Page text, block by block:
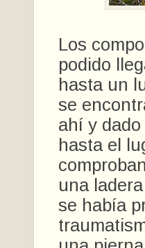
Los
podido
hasta un
se
ahí y
hasta el
una
se había